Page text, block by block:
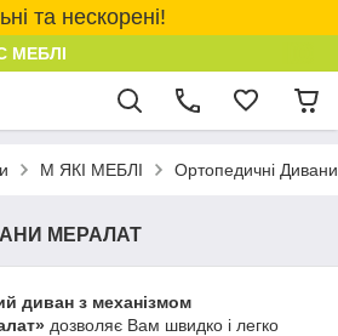
та нескорені!
МЕБЛІ
М ЯКІ МЕБЛІ Ортопедичні
МЕРАЛАТ
диван з механізмом
дозволяє Вам швидко і легко